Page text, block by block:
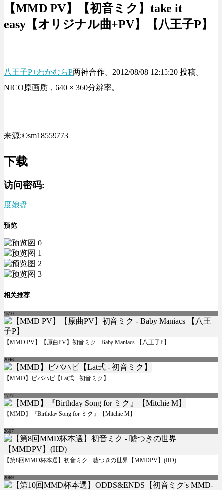
【MMD PV】【初音ミク】take it
easy【オリジナル曲+PV】【八王子P】
八王子P+わかむらP两神合作。2012/08/08 12:13:20 投稿。
NICO原画质，640 × 360分辨率。
来源:©sm18559773
下载
访问密码:
度娘盘
预览
相关推荐
1510
【MMD PV】【原曲PV】初音ミク - Baby Maniacs 【八王子P】
2046
【MMD】ビバハピ【Lat式 - 初音ミク】
1777
【MMD】『Birthday Song for ミク』【Mitchie M】
2607
【第8回MMD杯本選】初音ミク - 嘘つきの世界【MMDPV】(HD)
2069